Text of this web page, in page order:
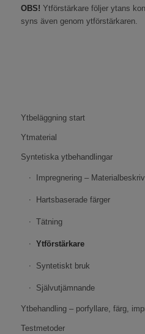
OBS! Ytförstärkare följer ytans
syns även genom ytförstärkaren.
Ytbeläggning start
Ytmaterial
Syntetiska ytbehandlingar
Impregnering –
Hartsbaserade färger
Tätning
Ytförstärkare
Syntetiskt bruk
Självutjämnande
Ytbehandling – porfyllare, färg,
Testmetoder